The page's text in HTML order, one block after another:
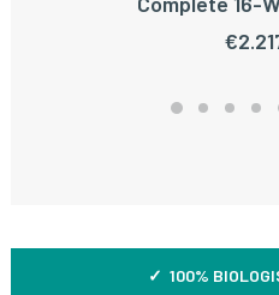
€
✓ 100%